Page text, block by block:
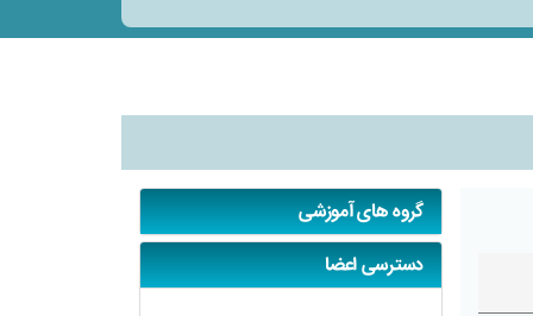
گروه های آموزشی
دسترسی اعضا